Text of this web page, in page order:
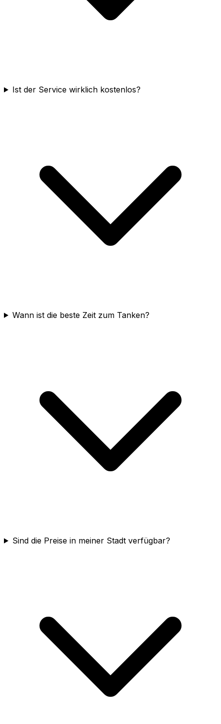
Ist der Service wirklich kostenlos?
Wann ist die beste Zeit zum Tanken?
Sind die Preise in meiner Stadt verfügbar?